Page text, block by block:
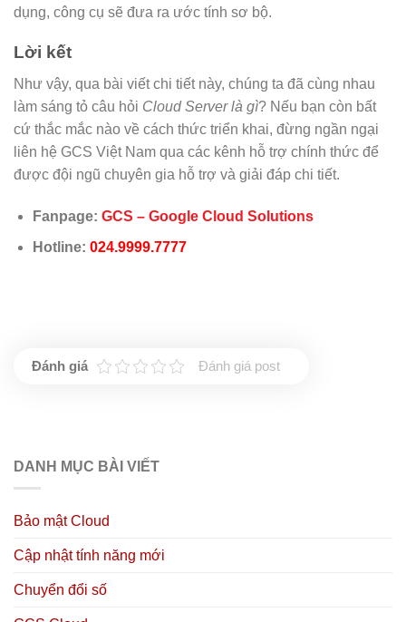
dụng, công cụ sẽ đưa ra ước tính sơ bộ.
Lời kết
Như vậy, qua bài viết chi tiết này, chúng ta đã cùng nhau
làm sáng tỏ câu hỏi Cloud Server là gì? Nếu bạn còn bất
cứ thắc mắc nào về cách thức triển khai, đừng ngần ngại
liên hệ GCS Việt Nam qua các kênh hỗ trợ chính thức để
được đội ngũ chuyên gia hỗ trợ và giải đáp chi tiết.
Fanpage: GCS – Google Cloud Solutions
Hotline: 024.9999.7777
Đánh giá post
DANH MỤC BÀI VIẾT
Bảo mật Cloud
Cập nhật tính năng mới
Chuyển đổi số